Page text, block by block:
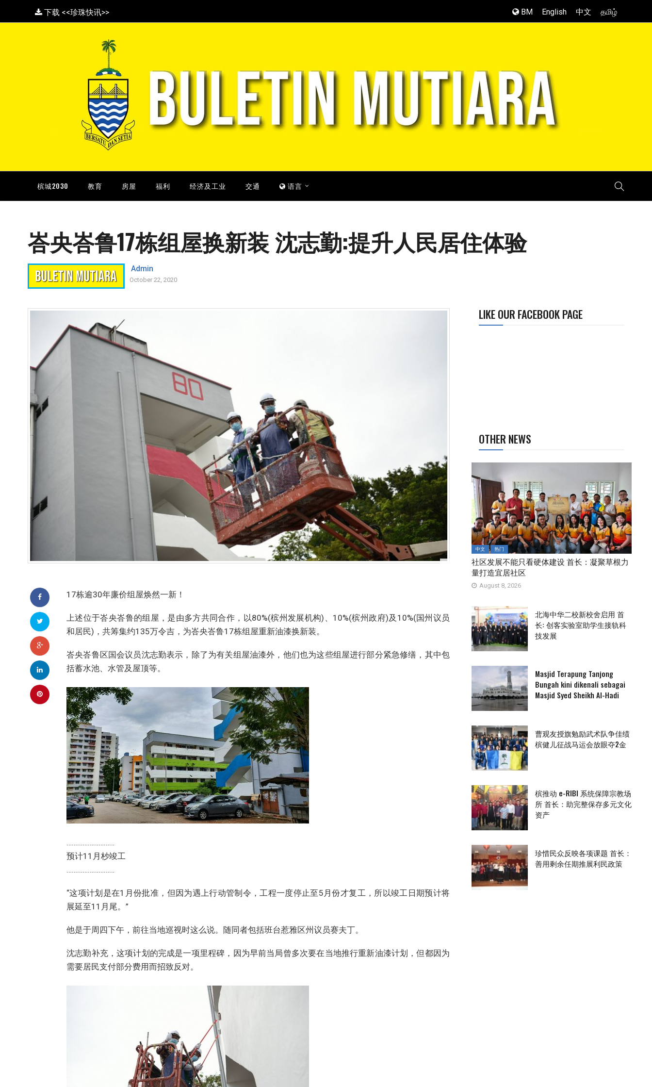
下载 <<珍珠快讯>> BM English 中文 தமிழ்
槟城2030 教育 房屋 福利 经济及工业 交通 语言
峇央峇鲁17栋组屋换新装 沈志勤:提升人民居住体验
Admin
October 22, 2020
17栋逾30年廉价组屋焕然一新！
上述位于峇央峇鲁的组屋，是由多方共同合作，以80%(槟州发展机构)、10%(槟州政府)及10%(国州议员
和居民)，共筹集约135万令吉，为峇央峇鲁17栋组屋重新油漆换新装。
峇央峇鲁区国会议员沈志勤表示，除了为有关组屋油漆外，他们也为这些组屋进行部分紧急修缮，其中包
括蓄水池、水管及屋顶等。
………………………
预计11月杪竣工
………………………
“这项计划是在1月份批准，但因为遇上行动管制令，工程一度停止至5月份才复工，所以竣工日期预计将
展延至11月尾。”
他是于周四下午，前往当地巡视时这么说。随同者包括班台惹雅区州议员赛夫丁。
沈志勤补充，这项计划的完成是一项里程碑，因为早前当局曾多次要在当地推行重新油漆计划，但都因为
需要居民支付部分费用而招致反对。
LIKE OUR FACEBOOK PAGE
OTHER NEWS
中文 热门
社区发展不能只看硬体建设 首长：凝聚草根力
量打造宜居社区
August 8, 2026
北海中华二校新校舍启用 首
长: 创客实验室助学生接轨科
技发展
Masjid Terapung Tanjong
Bungah kini dikenali sebagai
Masjid Syed Sheikh Al-Hadi
曹观友授旗勉励武术队争佳绩
槟健儿征战马运会放眼夺2金
槟推动 e-RIBI 系统保障宗教场
所 首长：助完整保存多元文化
资产
珍惜民众反映各项课题 首长：
善用剩余任期推展利民政策